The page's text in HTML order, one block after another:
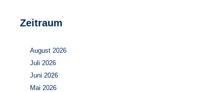
Zeitraum
August 2026
Juli 2026
Juni 2026
Mai 2026